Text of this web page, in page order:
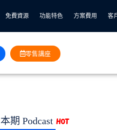
免費資源 功能特色 方案費用 客
零售講座
本期 Podcast